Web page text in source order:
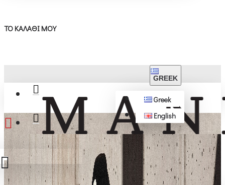
ΤΟ ΚΑΛΆΘΙ ΜΟΥ
ΔΩΡΕΆΝ ΜΕΤΑΦΟΡΙΚΆ ΆΝΩ ΤΩΝ 50€
GREEK
Greek
English